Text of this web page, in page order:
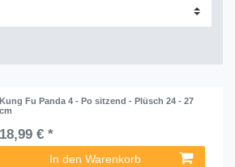
Kung Fu Panda 4 - Po sitzend - Plüsch 24 - 27
cm
18,99 € *
In den Warenkorb